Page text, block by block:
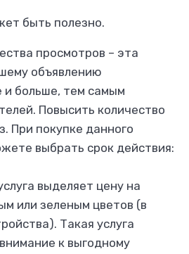
быть полезно.
просмотров – эта
объявлению
и больше, тем самым
Повысить количество
При покупке данного
выбрать срок действия:
выделяет цену на
или зеленым цветов (в
Такая услуга
к выгодному